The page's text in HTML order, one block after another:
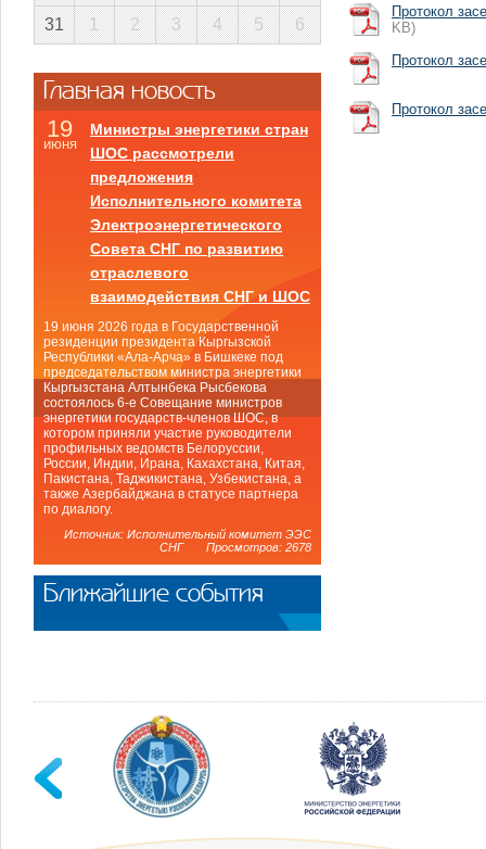
Протокол
KB)
Протокол
Протокол
31 1 2 3 4 5 6
Главная новость
19
июня
Министры энергетики стран
ШОС рассмотрели
предложения
Исполнительного комитета
Электроэнергетического
Совета СНГ по развитию
отраслевого
взаимодействия СНГ и ШОС
19 июня 2026 года в Государственной
резиденции президента Кыргызской
Республики «Ала-Арча» в Бишкеке под
председательством министра энергетики
Кыргызстана Алтынбека Рысбекова
состоялось 6-е Совещание министров
энергетики государств-членов ШОС, в
котором приняли участие руководители
профильных ведомств Белоруссии,
России, Индии, Ирана, Кахахстана, Китая,
Пакистана, Таджикистана, Узбекистана, а
также Азербайджана в статусе партнера
по диалогу.
Источник: Исполнительный комитет ЭЭС
СНГ Просмотров: 2678
Ближайшие события